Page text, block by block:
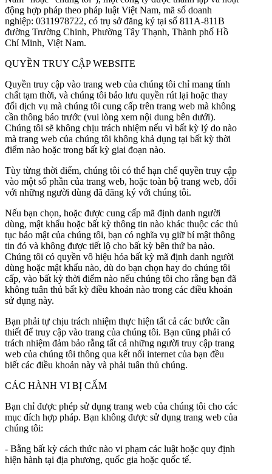
động hợp pháp theo pháp luật Việt Nam, mã số doanh
nghiệp: 0311978722, có trụ sở đăng ký tại số 811A-811B
đường Trường Chinh, Phường Tây Thạnh, Thành phố Hồ
Chí Minh, Việt Nam.
QUYỀN TRUY CẬP WEBSITE
Quyền truy cập vào trang web của chúng tôi chỉ mang tính
chất tạm thời, và chúng tôi bảo lưu quyền rút lại hoặc thay
đổi dịch vụ mà chúng tôi cung cấp trên trang web mà không
cần thông báo trước (vui lòng xem nội dung bên dưới).
Chúng tôi sẽ không chịu trách nhiệm nếu vì bất kỳ lý do nào
mà trang web của chúng tôi không khả dụng tại bất kỳ thời
điểm nào hoặc trong bất kỳ giai đoạn nào.
Tùy từng thời điểm, chúng tôi có thể hạn chế quyền truy cập
vào một số phần của trang web, hoặc toàn bộ trang web, đối
với những người dùng đã đăng ký với chúng tôi.
Nếu bạn chọn, hoặc được cung cấp mã định danh người
dùng, mật khẩu hoặc bất kỳ thông tin nào khác thuộc các thủ
tục bảo mật của chúng tôi, bạn có nghĩa vụ giữ bí mật thông
tin đó và không được tiết lộ cho bất kỳ bên thứ ba nào.
Chúng tôi có quyền vô hiệu hóa bất kỳ mã định danh người
dùng hoặc mật khẩu nào, dù do bạn chọn hay do chúng tôi
cấp, vào bất kỳ thời điểm nào nếu chúng tôi cho rằng bạn đã
không tuân thủ bất kỳ điều khoản nào trong các điều khoản
sử dụng này.
Bạn phải tự chịu trách nhiệm thực hiện tất cả các bước cần
thiết để truy cập vào trang của chúng tôi. Bạn cũng phải có
trách nhiệm đảm bảo rằng tất cả những người truy cập trang
web của chúng tôi thông qua kết nối internet của bạn đều
biết các điều khoản này và phải tuân thủ chúng.
CÁC HÀNH VI BỊ CẤM
Bạn chỉ được phép sử dụng trang web của chúng tôi cho các
mục đích hợp pháp. Bạn không được sử dụng trang web của
chúng tôi:
- Bằng bất kỳ cách thức nào vi phạm các luật hoặc quy định
hiện hành tại địa phương, quốc gia hoặc quốc tế.